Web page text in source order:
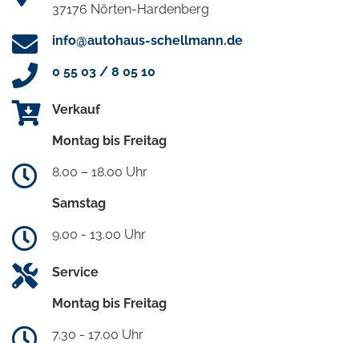
37176 Nörten-Hardenberg
info@autohaus-schellmann.de
0 55 03 / 8 05 10
Verkauf
Montag bis Freitag
8.00 – 18.00 Uhr
Samstag
9.00 - 13.00 Uhr
Service
Montag bis Freitag
7.30 - 17.00 Uhr